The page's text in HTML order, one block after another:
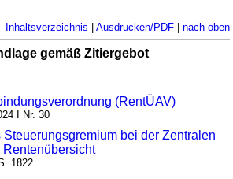
Inhaltsverzeichnis | Ausdrucken/PDF| nach oben
gemäß Zitiergebot
(RentÜAV)
I Nr. 30
bei der Zentralen
1822